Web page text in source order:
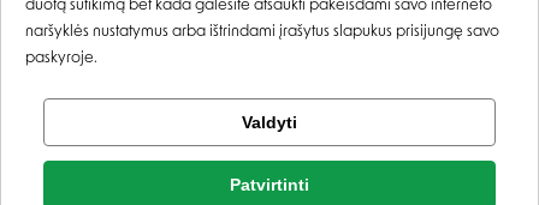
Rašyti atsiliepimą
žali pelenai 9%
Omega-3 riebalų riebiosios rūgštys
Facebook
duotą sutikimą bet kada galėsite atšaukti pakeisdami savo interneto
naršyklės nustatymus arba ištrindami įrašytus slapukus prisijungę savo
paskyroje.
Valdyti
Patvirtinti